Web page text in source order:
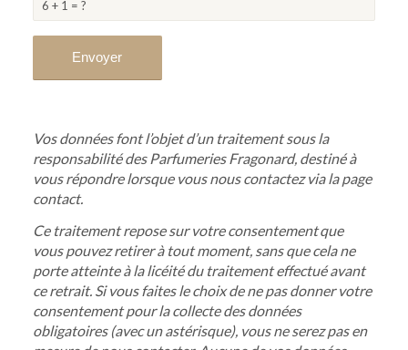
6 + 1 = ?
Vos données font l’objet d’un traitement sous la
responsabilité des Parfumeries Fragonard, destiné à
vous répondre lorsque vous nous contactez via la page
contact.
Ce traitement repose sur votre consentement que
vous pouvez retirer à tout moment, sans que cela ne
porte atteinte à la licéité du traitement effectué avant
ce retrait. Si vous faites le choix de ne pas donner votre
consentement pour la collecte des données
obligatoires (avec un astérisque), vous ne serez pas en